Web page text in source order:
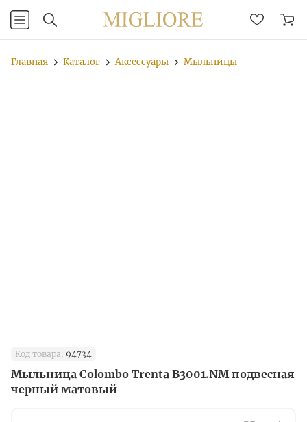
Главная Каталог Аксессуары Мыльницы
Код товара: 94734
Мыльница Colombo Trenta B3001.NM подвесная
черный матовый